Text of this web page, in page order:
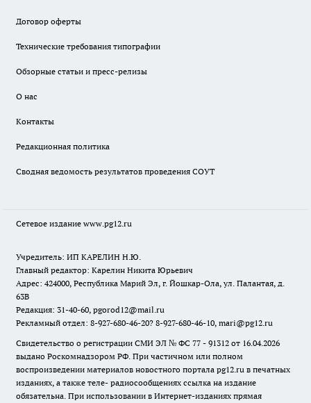
Договор оферты
Технические требования типографии
Обзорные статьи и пресс-релизы
О нас
Контакты
Редакционная политика
Сводная ведомость результатов проведения СОУТ
Сетевое издание www.pg12.ru
Учредитель: ИП КАРЕЛИН Н.Ю.
Главный редактор: Карелин Никита Юрьевич
Адрес: 424000, Республика Марий Эл, г. Йошкар-Ола, ул. Палантая, д.
63В
Редакция: 31-40-60, pgorod12@mail.ru
Рекламный отдел: 8-927-680-46-20? 8-927-680-46-10, mari@pg12.ru
Свидетельство о регистрации СМИ ЭЛ № ФС 77 - 91312 от 16.04.2026
выдано Роскомнадзором РФ. При частичном или полном
воспроизведении материалов новостного портала pg12.ru в печатных
изданиях, а также теле- радиосообщениях ссылка на издание
обязательна. При использовании в Интернет-изданиях прямая